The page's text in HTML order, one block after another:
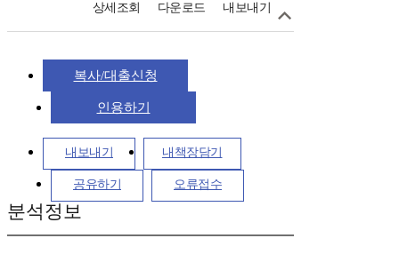
상세조회 다운로드 내보내기
복사/대출신청
인용하기
내보내기 내책장담기
공유하기 오류접수
분석정보